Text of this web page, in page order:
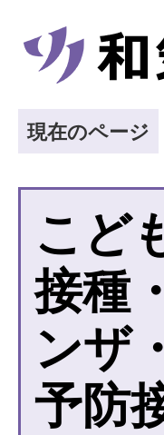
現在のページ
こど
接種
ンザ
予防